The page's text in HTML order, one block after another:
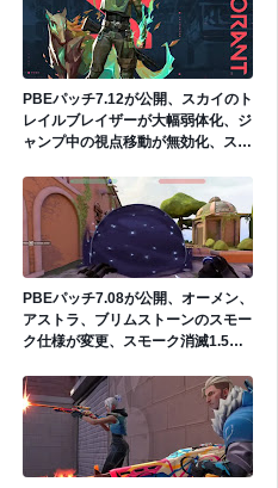
PBEパッチ7.12が公開、スカイのト
レイルブレイザーが大幅弱体化、ジ
ャンプ中の視点移動が無効化、スタ
ーのオーブ回収速度が短縮
PBEパッチ7.08が公開、オーメン、
アストラ、ブリムストーンのスモー
ク仕様が変更、スモーク消滅1.5秒